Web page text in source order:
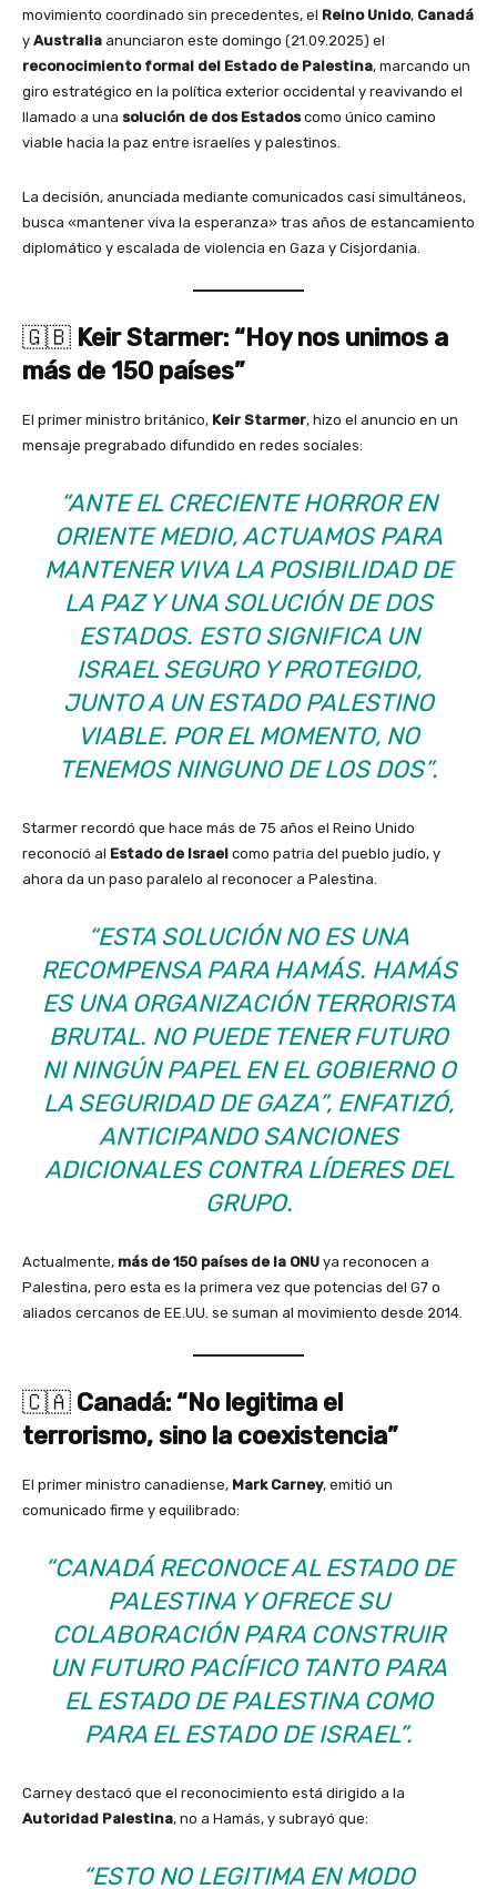
movimiento coordinado sin precedentes, el Reino Unido, Canadá
y Australia anunciaron este domingo (21.09.2025) el
reconocimiento formal del Estado de Palestina, marcando un
giro estratégico en la política exterior occidental y reavivando el
llamado a una solución de dos Estadoscomo único camino
viable hacia la paz entre israelíes y palestinos.
La decisión, anunciada mediante comunicados casi simultáneos,
busca «mantener viva la esperanza» tras años de estancamiento
diplomático y escalada de violencia en Gaza y Cisjordania.
🇬🇧 Keir Starmer: “Hoy nos unimos a
más de 150 países”
El primer ministro británico, Keir Starmer, hizo el anuncio en un
mensaje pregrabado difundido en redes sociales:
“ANTE EL CRECIENTE HORROR EN
ORIENTE MEDIO, ACTUAMOS PARA
MANTENER VIVA LA POSIBILIDAD DE
LA PAZ Y UNA SOLUCIÓN DE DOS
ESTADOS. ESTO SIGNIFICA UN
ISRAEL SEGURO Y PROTEGIDO,
JUNTO A UN ESTADO PALESTINO
VIABLE. POR EL MOMENTO, NO
TENEMOS NINGUNO DE LOS DOS”.
Starmer recordó que hace más de 75 años el Reino Unido
reconoció al Estado de Israel como patria del pueblo judío, y
ahora da un paso paralelo al reconocer a Palestina.
“ESTA SOLUCIÓN NO ES UNA
RECOMPENSA PARA HAMÁS. HAMÁS
ES UNA ORGANIZACIÓN TERRORISTA
BRUTAL. NO PUEDE TENER FUTURO
NI NINGÚN PAPEL EN EL GOBIERNO O
LA SEGURIDAD DE GAZA”, ENFATIZÓ,
ANTICIPANDO SANCIONES
ADICIONALES CONTRA LÍDERES DEL
GRUPO.
Actualmente, más de 150 países de la ONU ya reconocen a
Palestina, pero esta es la primera vez que potencias del G7 o
aliados cercanos de EE.UU. se suman al movimiento desde 2014.
🇨🇦 Canadá: “No legitima el
terrorismo, sino la coexistencia”
El primer ministro canadiense, Mark Carney, emitió un
comunicado firme y equilibrado:
“CANADÁ RECONOCE AL ESTADO DE
PALESTINA Y OFRECE SU
COLABORACIÓN PARA CONSTRUIR
UN FUTURO PACÍFICO TANTO PARA
EL ESTADO DE PALESTINA COMO
PARA EL ESTADO DE ISRAEL”.
Carney destacó que el reconocimiento está dirigido a la
Autoridad Palestina, no a Hamás, y subrayó que:
“ESTO NO LEGITIMA EN MODO